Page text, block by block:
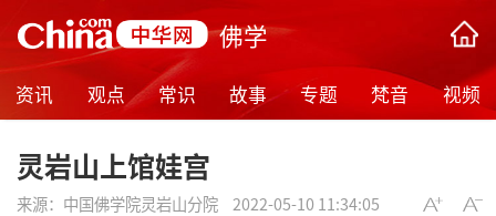
佛学
资讯 观点 常识 故事 专题 梵音 视频
灵岩山上馆娃宫
来源： 中国佛学院灵岩山分院 2022-05-10 11:34:05